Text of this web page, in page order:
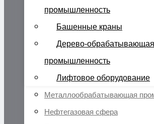
промышленность
Башенные краны
Дерево-обрабатывающая
промышленность
Лифтовое оборудование
Металлообрабатывающая
Нефтегазовая сфера